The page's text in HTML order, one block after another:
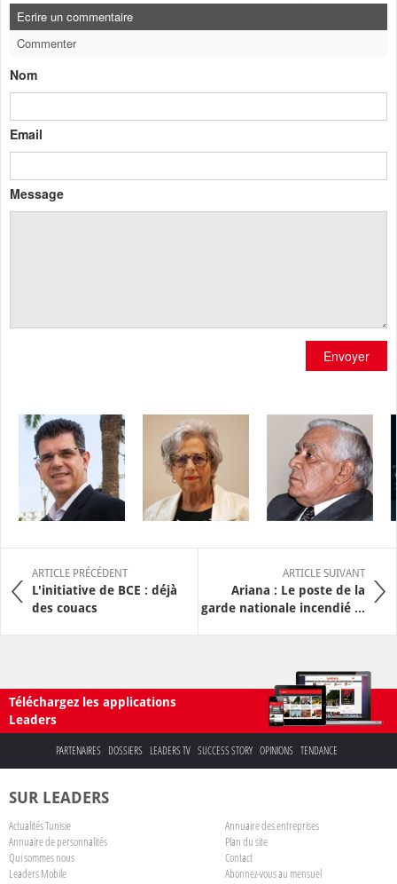
Ecrire un commentaire
Commenter
Nom
Email
Message
Envoyer
ARTICLE PRÉCÉDENT
L'initiative de BCE : déjà
des couacs
ARTICLE SUIVANT
Ariana : Le poste de la
garde nationale incendié ...
Téléchargez les applications
Leaders
PARTENAIRES DOSSIERS LEADERS TV SUCCESS STORY OPINIONS TENDANCE
SUR LEADERS
Actualités Tunisie
Annuaire des entreprises
Annuaire de personnalités
Plan du site
Qui sommes nous
Contact
Leaders Mobile
Abonnez-vous au mensuel